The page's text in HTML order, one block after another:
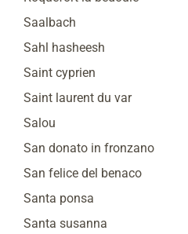
Saalbach
Sahl hasheesh
Saint cyprien
Saint laurent du var
Salou
San donato in fronzano
San felice del benaco
Santa ponsa
Santa susanna